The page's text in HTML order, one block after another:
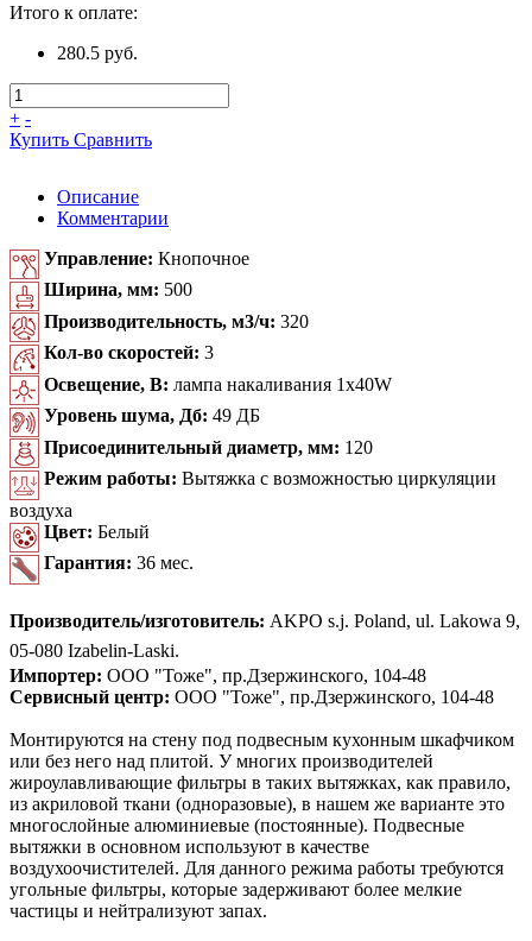
Итого к оплате:
280.5 руб.
+ -
Купить Сравнить
Описание
Комментарии
Управление: Кнопочное
Ширина, мм: 500
Производительность, м3/ч: 320
Кол-во скоростей: 3
Освещение, В: лампа накаливания 1x40W
Уровень шума, Дб: 49 ДБ
Присоединительный диаметр, мм: 120
Режим работы: Вытяжка с возможностью циркуляции
воздуха
Цвет: Белый
Гарантия: 36 мес.
Производитель/изготовитель: AKPO s.j. Poland, ul. Lakowa 9,
05-080 Izabelin-Laski.
Импортер: ООО "Тоже", пр.Дзержинского, 104-48
Сервисный центр: ООО "Тоже", пр.Дзержинского, 104-48
Монтируются на стену под подвесным кухонным шкафчиком
или без него над плитой. У многих производителей
жироулавливающие фильтры в таких вытяжках, как правило,
из акриловой ткани (одноразовые), в нашем же варианте это
многослойные алюминиевые (постоянные). Подвесные
вытяжки в основном используют в качестве
воздухоочистителей. Для данного режима работы требуются
угольные фильтры, которые задерживают более мелкие
частицы и нейтрализуют запах.